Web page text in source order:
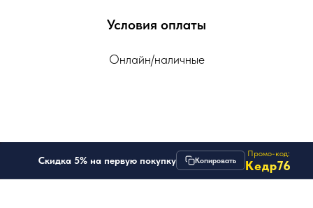
Условия оплаты
Онлайн/наличные
Скидка 5% на первую покупку Копировать
Промо-код:
Кедр76